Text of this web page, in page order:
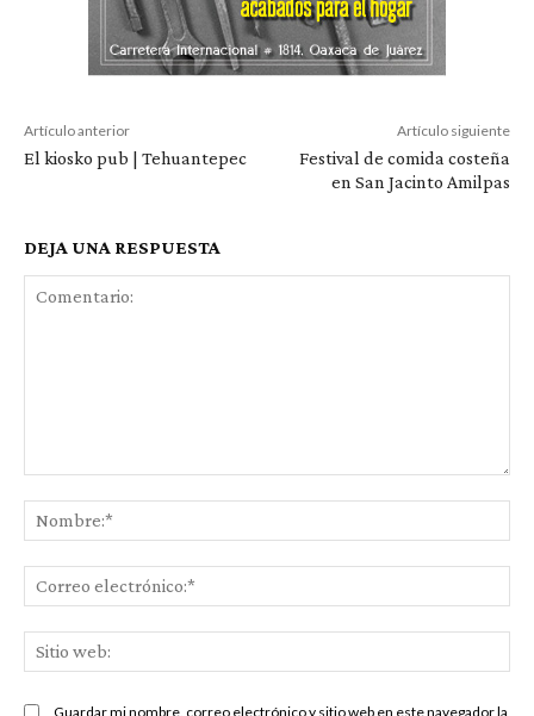
Artículo anterior
El kiosko pub | Tehuantepec
Artículo siguiente
Festival de comida costeña
en San Jacinto Amilpas
DEJA UNA RESPUESTA
Guardar mi nombre, correo electrónico y sitio web en este navegador la